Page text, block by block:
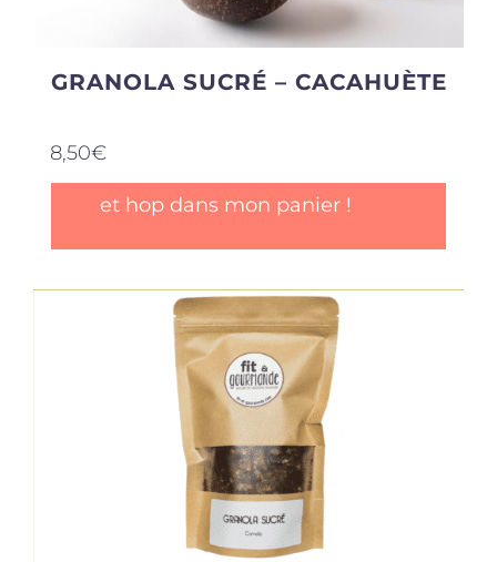
GRANOLA SUCRÉ – CACAHUÈTE
8,50€
et hop dans mon panier !